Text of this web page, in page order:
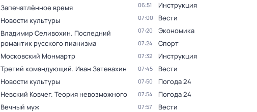
Запечатлённое время
Новости культуры
Владимир Селивохин. Последний
романтик русского пианизма
Московский Монмартр
Третий командующий. Иван Затевахин
Новости культуры
Невский Ковчег. Теория невозможного
Вечный муж
06:51 Инструкция
07:00 Вести
07:20 Экономика
07:24 Спорт
07:32 Инструкция
07:45 Вести
07:50 Погода 24
07:54 Погода 24
07:57 Вести